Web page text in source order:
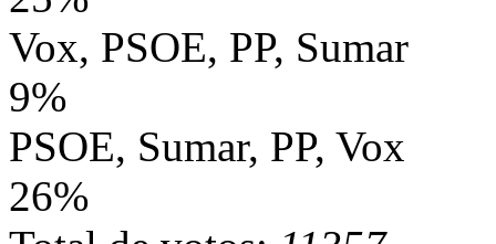
Vox, PSOE, PP, Sumar
9%
PSOE, Sumar, PP, Vox
26%